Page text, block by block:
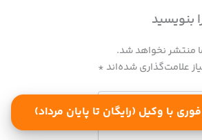
بنویسید
منتشر نخواهد شد.
علامت‌گذاری شده‌اند *
با وکیل (رایگان تا پایان مرداد)